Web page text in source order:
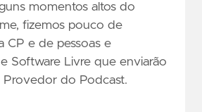
momentos altos do
fizemos pouco de
CP e de pessoas e
Software Livre que enviarão
Provedor do Podcast.